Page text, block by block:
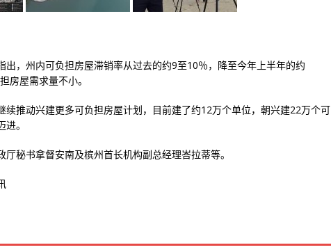
出，州内可负担房屋滞销率从过去的约9至10％，降至今年上半年的约
房屋需求量不小。
续推动兴建更多可负担房屋计划，目前建了约12万个单位，朝兴建22万个可
。
厅秘书拿督安南及槟州首长机构副总经理峇拉蒂等。